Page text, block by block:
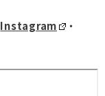
Instagram
・